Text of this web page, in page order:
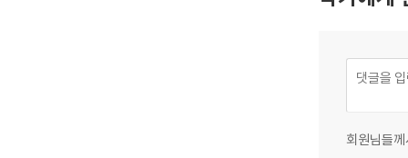
회원님들